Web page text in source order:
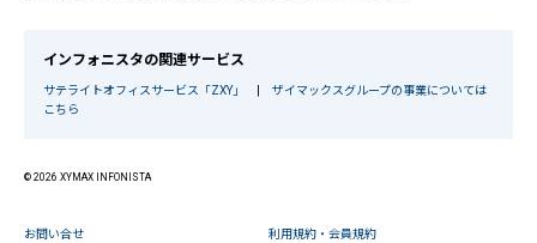
インフォニスタの関連サービス
サテライトオフィスサービス「ZXY」
ザイマックスグループの事業については
こちら
© 2026 XYMAX INFONISTA
お問い合せ 利用規約・会員規約